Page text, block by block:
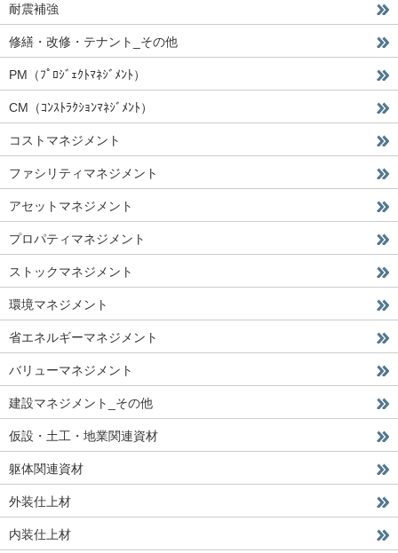
耐震補強
修繕・改修・テナント_その他
PM（ﾌﾟﾛｼﾞｪｸﾄﾏﾈｼﾞﾒﾝﾄ）
CM（ｺﾝｽﾄﾗｸｼｮﾝﾏﾈｼﾞﾒﾝﾄ）
コストマネジメント
ファシリティマネジメント
アセットマネジメント
プロパティマネジメント
ストックマネジメント
環境マネジメント
省エネルギーマネジメント
バリューマネジメント
建設マネジメント_その他
仮設・土工・地業関連資材
躯体関連資材
外装仕上材
内装仕上材